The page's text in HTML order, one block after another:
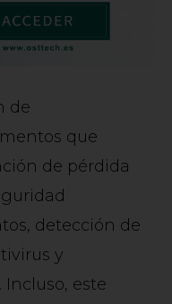
de
que
de pérdida
detección de
y
este